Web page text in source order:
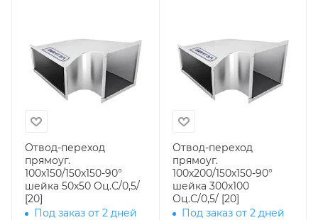
Отвод-переход
прямоуг.
100х150/150х150-90°
шейка 50х50 Оц.С/0,5/
[20]
Под заказ от 2 дней
Отвод-переход
прямоуг.
100х200/150х150-90°
шейка 300х100
Оц.С/0,5/ [20]
Под заказ от 2 дней